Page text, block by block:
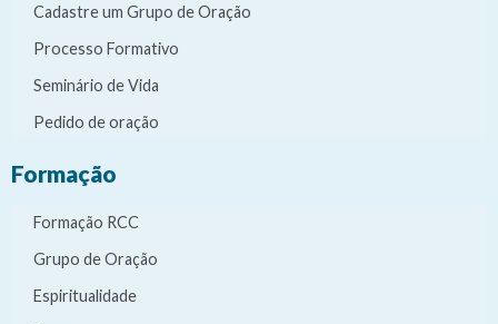
Cadastre um Grupo de Oração
Processo Formativo
Seminário de Vida
Pedido de oração
Formação
Formação RCC
Grupo de Oração
Espiritualidade